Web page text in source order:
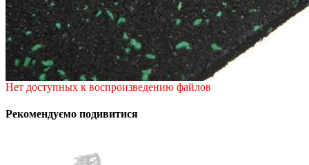
Нет доступных к воспроизведению файлов
Рекомендуємо подивитися